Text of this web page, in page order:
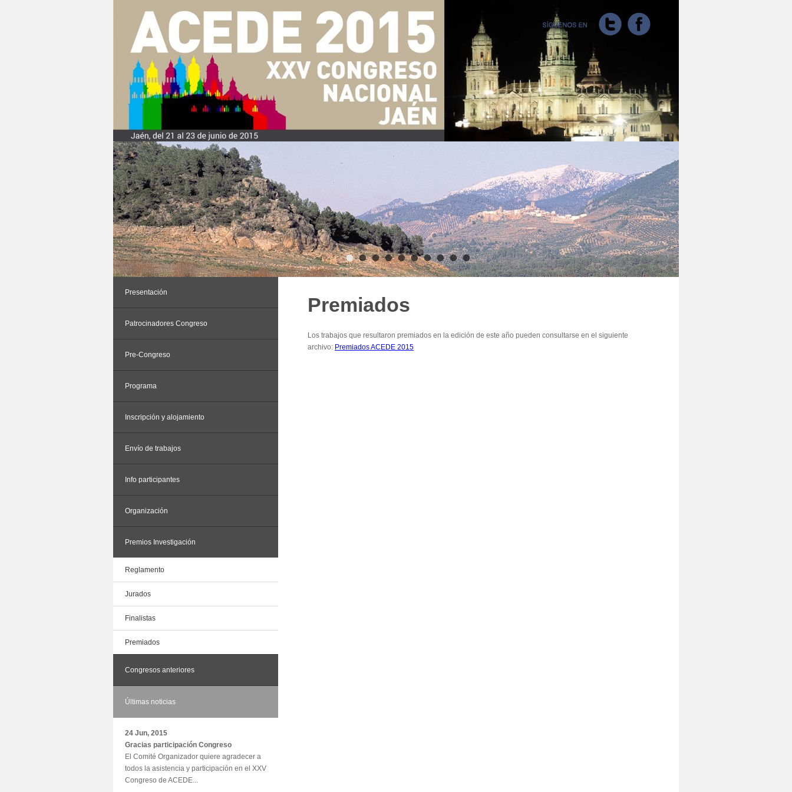
Presentación
Patrocinadores Congreso
Pre-Congreso
Programa
Inscripción y alojamiento
Envío de trabajos
Info participantes
Organización
Premios Investigación
Reglamento
Jurados
Finalistas
Premiados
Congresos anteriores
Últimas noticias
24 Jun, 2015
Gracias participación Congreso
El Comité Organizador quiere agradecer a
todos la asistencia y participación en el XXV
Congreso de ACEDE...
Premiados
Los trabajos que resultaron premiados en la edición de este año pueden consultarse en el siguiente
archivo: Premiados ACEDE 2015